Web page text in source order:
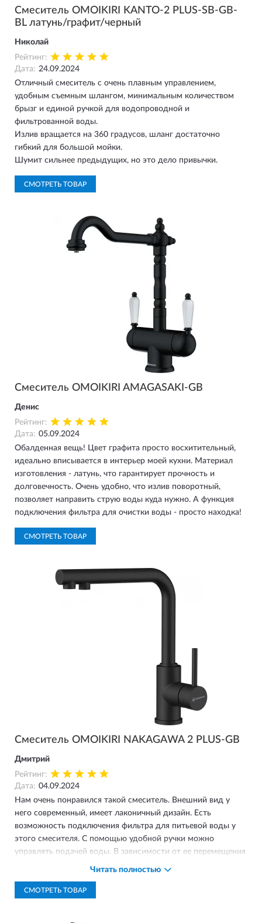
Смеситель OMOIKIRI KANTO-2 PLUS-SB-GB-
BL латунь/графит/черный
Николай
Рейтинг:
Дата: 24.09.2024
Отличный смеситель с очень плавным управлением,
удобным съемным шлангом, минимальным количеством
брызг и единой ручкой для водопроводной и
фильтрованной воды.
Излив вращается на 360 градусов, шланг достаточно
гибкий для большой мойки.
Шумит сильнее предыдущих, но это дело привычки.
СМОТРЕТЬ ТОВАР
Смеситель OMOIKIRI AMAGASAKI-GB
Денис
Рейтинг:
Дата: 05.09.2024
Обалденная вещь! Цвет графита просто восхитительный,
идеально вписывается в интерьер моей кухни. Материал
изготовления - латунь, что гарантирует прочность и
долговечность. Очень удобно, что излив поворотный,
позволяет направить струю воды куда нужно. А функция
подключения фильтра для очистки воды - просто находка!
СМОТРЕТЬ ТОВАР
Смеситель OMOIKIRI NAKAGAWA 2 PLUS-GB
Дмитрий
Рейтинг:
Дата: 04.09.2024
Нам очень понравился такой смеситель. Внешний вид у
него современный, имеет лаконичный дизайн. Есть
возможность подключения фильтра для питьевой воды у
этого смесителя. С помощью удобной ручки можно
управлять подачей воды. В зависимости от ее перемещения
можно перейти от фильтрованной воды к обычной
рычаг управления вращается в двух плоскостях. Оба
Читать полностью
СМОТРЕТЬ ТОВАР